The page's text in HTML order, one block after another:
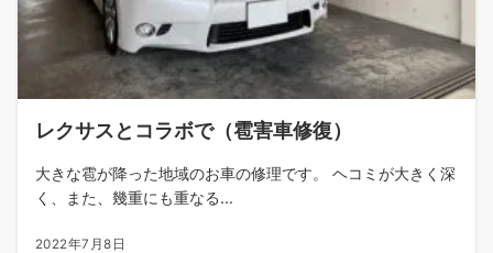
レクサスとコラボで（雹害車修復）
大きな雹が降った地域のお車の修理です。 ヘコミが大きく深
く、また、幾重にも重なる...
2022年7月8日